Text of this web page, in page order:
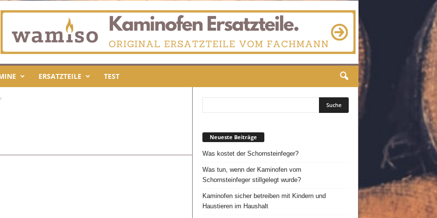
ERSATZTEILE TEST
Neueste Beiträge
Was kostet der Schornsteinfeger?
Was tun, wenn der Kaminofen vom
Schornsteinfeger stillgelegt wurde?
Kaminofen sicher betreiben mit Kindern und
Haustieren im Haushalt